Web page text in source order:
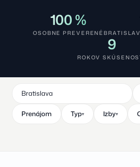
100 %
OSOBNE PREVERENÉ
9
ROKOV
Prenájom Typ▾ Izby▾